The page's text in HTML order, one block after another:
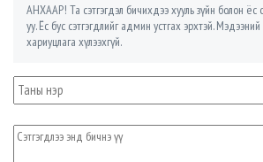
АНХААР! Та сэтгэгдэл бичихдээ хууль зүйн болон ёс
уу. Ёс бус сэтгэгдлийг админ устгах эрхтэй.
хариуцлага хүлээхгүй.